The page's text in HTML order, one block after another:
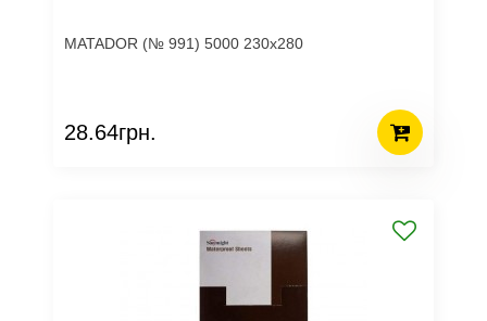
MATADOR (№ 991) 5000 230х280
28.64грн.